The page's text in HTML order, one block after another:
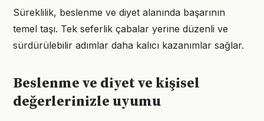
Süreklilik, beslenme ve diyet alanında başarının
temel taşı. Tek seferlik çabalar yerine düzenli ve
sürdürülebilir adımlar daha kalıcı kazanımlar sağlar.
Beslenme ve diyet ve kişisel
değerlerinizle uyumu